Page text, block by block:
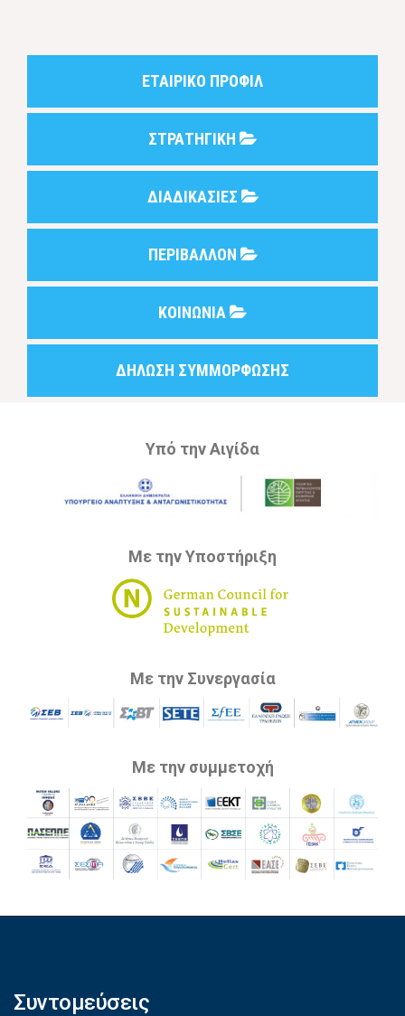
ΕΤΑΙΡΙΚΟ ΠΡΟΦΙΛ
ΣΤΡΑΤΗΓΙΚΗ
ΔΙΑΔΙΚΑΣΙΕΣ
ΠΕΡΙΒΑΛΛΟΝ
ΚΟΙΝΩΝΙΑ
ΔΗΛΩΣΗ ΣΥΜΜΟΡΦΩΣΗΣ
Υπό την Αιγίδα
Με την Υποστήριξη
Με την Συνεργασία
Με την συμμετοχή
Συντομεύσεις